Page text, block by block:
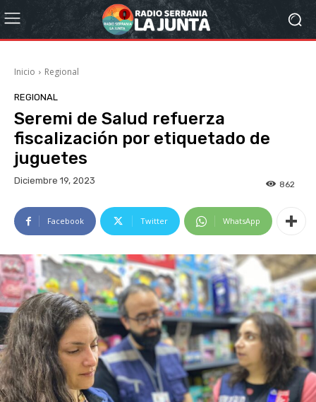
Inicio Regional
REGIONAL
Seremi de Salud refuerza
fiscalización por etiquetado de
juguetes
Diciembre 19, 2023 862
Facebook Twitter WhatsApp